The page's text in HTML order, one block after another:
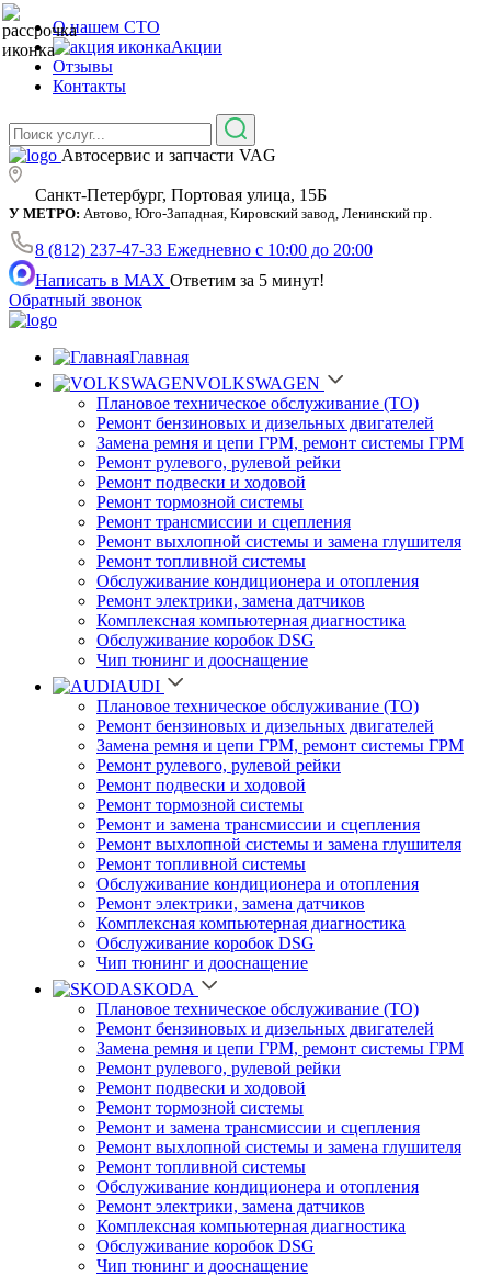
О нашем СТО
Акции
Отзывы
Контакты
Автосервис и запчасти VAG
Санкт-Петербург, Портовая улица, 15Б
У МЕТРО: Автово, Юго-Западная, Кировский завод, Ленинский пр.
8 (812) 237-47-33 Ежедневно с 10:00 до 20:00
Написать в MAX Ответим за 5 минут!
Обратный звонок
Главная
VOLKSWAGEN
Плановое техническое обслуживание (ТО)
Ремонт бензиновых и дизельных двигателей
Замена ремня и цепи ГРМ, ремонт системы ГРМ
Ремонт рулевого, рулевой рейки
Ремонт подвески и ходовой
Ремонт тормозной системы
Ремонт трансмиссии и сцепления
Ремонт выхлопной системы и замена глушителя
Ремонт топливной системы
Обслуживание кондиционера и отопления
Ремонт электрики, замена датчиков
Комплексная компьютерная диагностика
Обслуживание коробок DSG
Чип тюнинг и дооснащение
AUDI
Плановое техническое обслуживание (ТО)
Ремонт бензиновых и дизельных двигателей
Замена ремня и цепи ГРМ, ремонт системы ГРМ
Ремонт рулевого, рулевой рейки
Ремонт подвески и ходовой
Ремонт тормозной системы
Ремонт и замена трансмиссии и сцепления
Ремонт выхлопной системы и замена глушителя
Ремонт топливной системы
Обслуживание кондиционера и отопления
Ремонт электрики, замена датчиков
Комплексная компьютерная диагностика
Обслуживание коробок DSG
Чип тюнинг и дооснащение
SKODA
Плановое техническое обслуживание (ТО)
Ремонт бензиновых и дизельных двигателей
Замена ремня и цепи ГРМ, ремонт системы ГРМ
Ремонт рулевого, рулевой рейки
Ремонт подвески и ходовой
Ремонт тормозной системы
Ремонт и замена трансмиссии и сцепления
Ремонт выхлопной системы и замена глушителя
Ремонт топливной системы
Обслуживание кондиционера и отопления
Ремонт электрики, замена датчиков
Комплексная компьютерная диагностика
Обслуживание коробок DSG
Чип тюнинг и дооснащение